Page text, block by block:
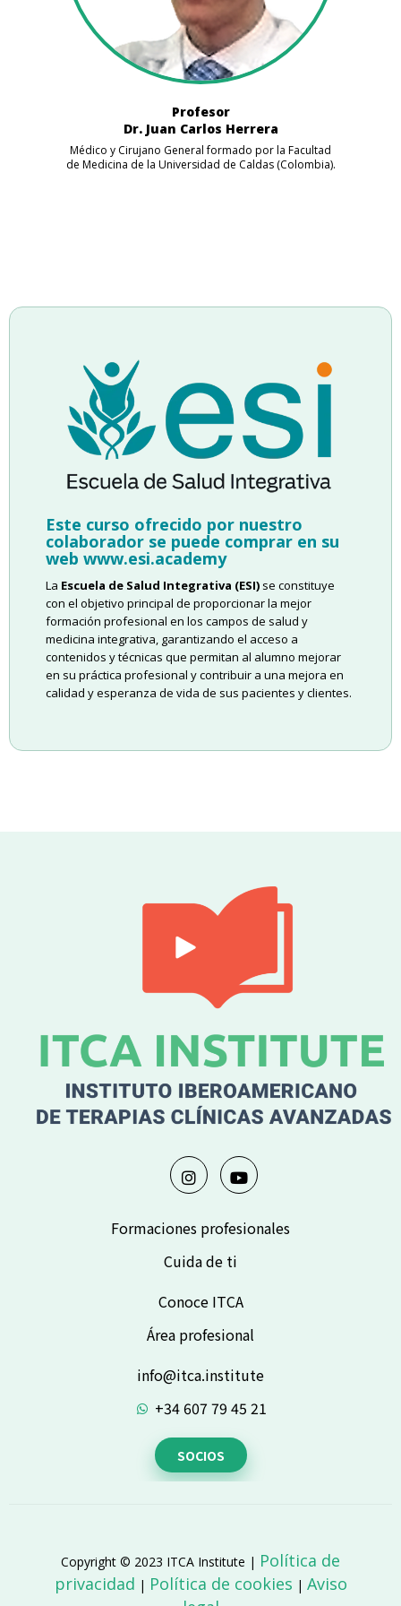
Profesor
Dr. Juan Carlos Herrera
Médico y Cirujano General formado por la Facultad
de Medicina de la Universidad de Caldas (Colombia).
Este curso ofrecido por nuestro
colaborador se puede comprar en su
web www.esi.academy
La Escuela de Salud Integrativa (ESI) se constituye
con el objetivo principal de proporcionar la mejor
formación profesional en los campos de salud y
medicina integrativa, garantizando el acceso a
contenidos y técnicas que permitan al alumno mejorar
en su práctica profesional y contribuir a una mejora en
calidad y esperanza de vida de sus pacientes y clientes.
Formaciones profesionales
Cuida de ti
Conoce ITCA
Área profesional
info@itca.institute
+34 607 79 45 21
SOCIOS
Copyright © 2023 ITCA Institute | Política de
privacidad | Política de cookies | Aviso